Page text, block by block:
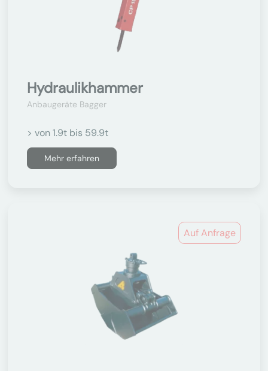
Hydraulikhammer
Anbaugeräte Bagger
> von 1.9t bis 59.9t
Mehr erfahren
Auf Anfrage